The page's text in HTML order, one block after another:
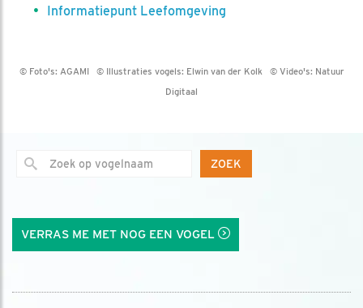
Informatiepunt Leefomgeving
© Foto's: AGAMI© Illustraties vogels: Elwin van der Kolk© Video's: Natuur
Digitaal
ZOEK
VERRAS ME MET NOG EEN VOGEL